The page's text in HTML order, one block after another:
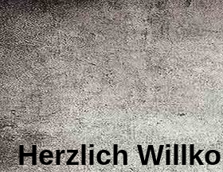
Herzlich